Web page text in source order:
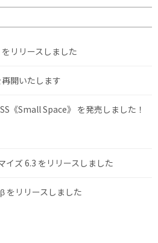
リリースしました
開いたします
《Small Space》 を発売しました！
ズ 6.3 をリリースしました
をリリースしました